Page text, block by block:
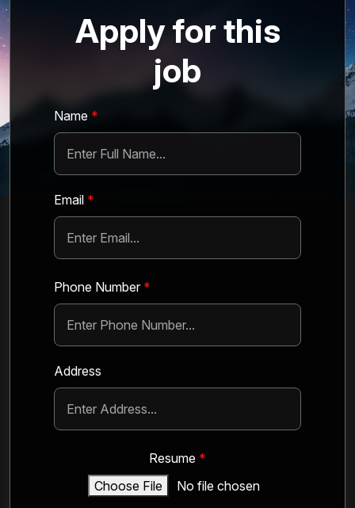
Apply for this
job
Name *
Email *
Phone Number *
Address
Resume *
Choose File
No file chosen